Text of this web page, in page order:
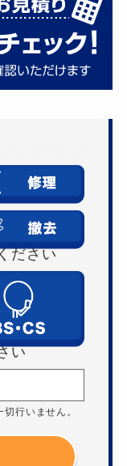
ださい
い
行いません。